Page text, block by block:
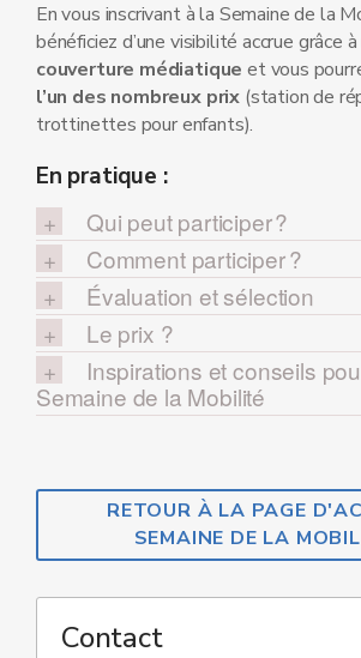
En vous inscrivant à la Semaine de la
bénéficiez d’une visibilité accrue grâce
couverture médiatique et vous
l’un des nombreux prix (station de
trottinettes pour enfants).
En pratique :
Qui peut participer ?
Comment participer ?
Évaluation et sélection
Le prix ?
Inspirations et conseils
Semaine de la Mobilité
RETOUR À LA PAGE
SEMAINE DE LA
Contact